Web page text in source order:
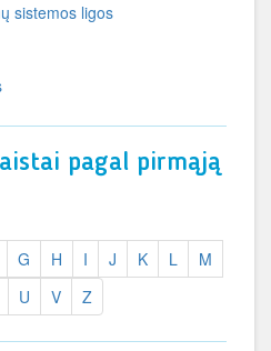
sistemos ligos
pagal pirmąją
G H I J K L
M
U V Z